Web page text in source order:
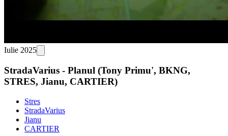
Iulie 2025
StradaVarius - Planul (Tony Primu', BKNG,
STRES, Jianu, CARTIER)
Stres
StradaVarius
Jianu
CARTIER